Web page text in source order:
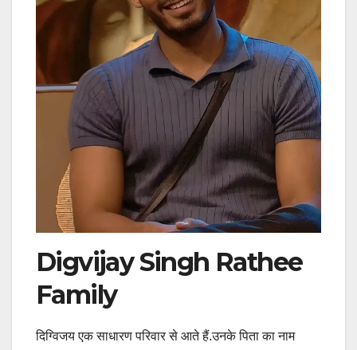
Digvijay Singh Rathee
Family
दिग्विजय एक साधारण परिवार से आते हैं.उनके पिता का नाम